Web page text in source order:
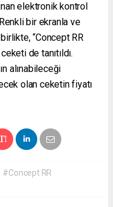
elektronik kontrol
bir ekranla ve
“Concept RR
de tanıtıldı.
alınabileceği
olan ceketin fiyatı
#Concept RR